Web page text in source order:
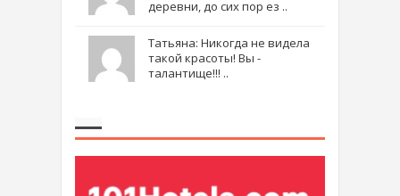
деревни, до сих пор ез ..
Татьяна: Никогда не видела
такой красоты! Вы -
талантище!!! ..